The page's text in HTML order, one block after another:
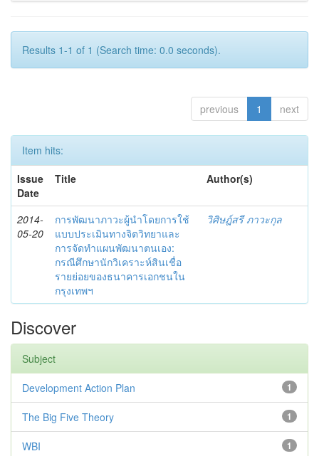
Results 1-1 of 1 (Search time: 0.0 seconds).
previous 1 next
Item hits:
Issue
Date
Title Author(s)
2014-
05-20
การพัฒนาภาวะผู้นำโดยการใช้
แบบประเมินทางจิตวิทยาและ
การจัดทำแผนพัฒนาตนเอง:
กรณีศึกษานักวิเคราะห์สินเชื่อ
รายย่อยของธนาคารเอกชนใน
กรุงเทพฯ
วิศิษฎ์สรี ภาวะกุล
Discover
Subject
1
Development Action Plan
1
The Big Five Theory
1
WBI